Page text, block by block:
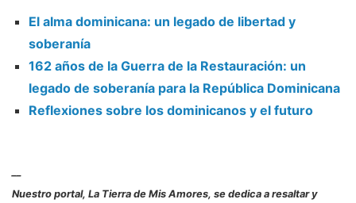
El alma dominicana: un legado de libertad y
soberanía
162 años de la Guerra de la Restauración: un
legado de soberanía para la República Dominicana
Reflexiones sobre los dominicanos y el futuro
Nuestro portal, La Tierra de Mis Amores, se dedica a resaltar y